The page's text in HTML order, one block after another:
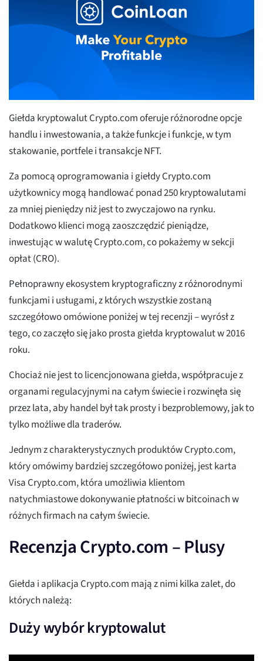
Giełda kryptowalut Crypto.com oferuje różnorodne opcje
handlu i inwestowania, a także funkcje i funkcje, w tym
stakowanie, portfele i transakcje NFT.
Za pomocą oprogramowania i giełdy Crypto.com
użytkownicy mogą handlować ponad 250 kryptowalutami
za mniej pieniędzy niż jest to zwyczajowo na rynku.
Dodatkowo klienci mogą zaoszczędzić pieniądze,
inwestując w walutę Crypto.com, co pokażemy w sekcji
opłat (CRO).
Pełnoprawny ekosystem kryptograficzny z różnorodnymi
funkcjami i usługami, z których wszystkie zostaną
szczegółowo omówione poniżej w tej recenzji – wyrósł z
tego, co zaczęło się jako prosta giełda kryptowalut w 2016
roku.
Chociaż nie jest to licencjonowana giełda, współpracuje z
organami regulacyjnymi na całym świecie i rozwinęła się
przez lata, aby handel był tak prosty i bezproblemowy, jak to
tylko możliwe dla traderów.
Jednym z charakterystycznych produktów Crypto.com,
który omówimy bardziej szczegółowo poniżej, jest karta
Visa Crypto.com, która umożliwia klientom
natychmiastowe dokonywanie płatności w bitcoinach w
różnych firmach na całym świecie.
Recenzja Crypto.com – Plusy
Giełda i aplikacja Crypto.com mają z nimi kilka zalet, do
których należą:
Duży wybór kryptowalut